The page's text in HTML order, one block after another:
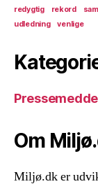
redygtig
rekord
udledning
venlige
Om
Miljø.dk er